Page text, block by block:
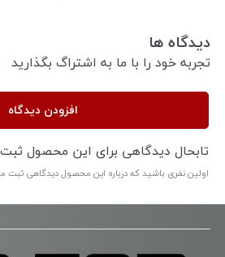
دیدگاه ها
تجربه خود را با ما به اشتراگ بگذارید
افزودن دیدگاه
تابحال دیدگاهی برای این محصول
اولین نفری باشید که درباره این محصول دیدگاهی ثبت